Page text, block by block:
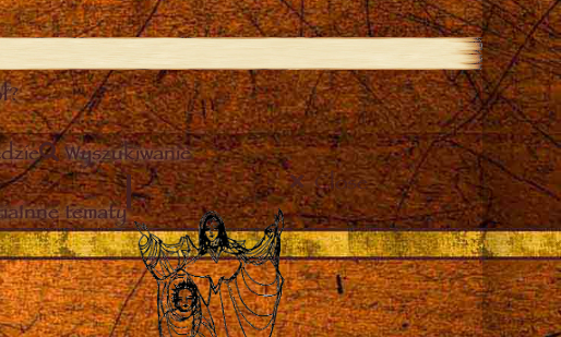
Wyszukiwanie
Inne tematy
Close